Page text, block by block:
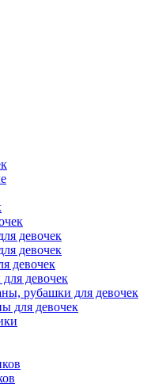
девочек
девочек
девочек
девочек
рубашки для девочек
для девочек